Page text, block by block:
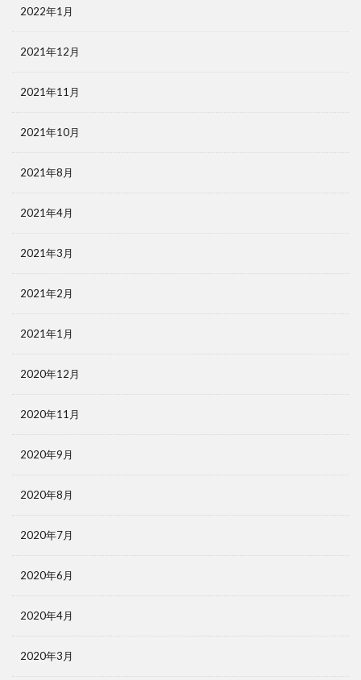
2022年1月
2021年12月
2021年11月
2021年10月
2021年8月
2021年4月
2021年3月
2021年2月
2021年1月
2020年12月
2020年11月
2020年9月
2020年8月
2020年7月
2020年6月
2020年4月
2020年3月